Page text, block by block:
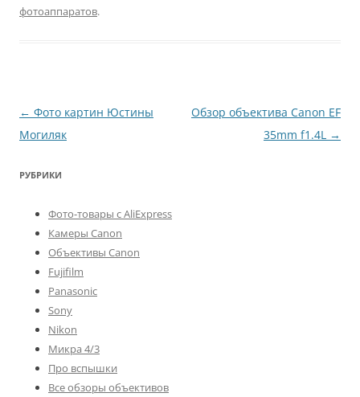
фотоаппаратов.
Навигация
по
← Фото картин Юстины
Могиляк
Обзор объектива Canon EF
35mm f1.4L →
РУБРИКИ
Фото-товары с AliExpress
Камеры Canon
Объективы Canon
Fujifilm
Panasonic
Sony
Nikon
Микра 4/3
Про вспышки
Все обзоры объективов